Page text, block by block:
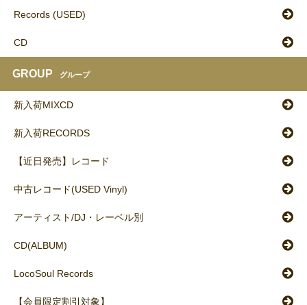
Records (USED)
CD
GROUP グループ
新入荷MIXCD
新入荷RECORDS
【近日発売】レコード
中古レコード(USED Vinyl)
アーティスト/DJ・レーベル別
CD(ALBUM)
LocoSoul Records
【会員限定割引対象】